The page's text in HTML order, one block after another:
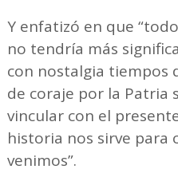
Y enfatizó en que
no tendría más
con nostalgia tiempos
de coraje por la Patria
vincular con el
historia nos sirve para
venimos”.